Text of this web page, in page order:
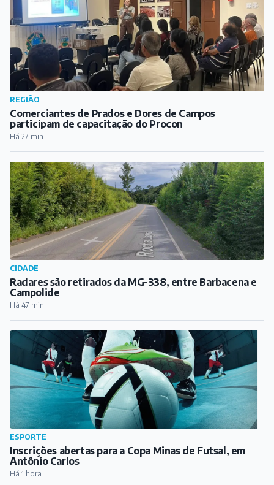
REGIÃO
Comerciantes de Prados e Dores de Campos
participam de capacitação do Procon
Há 27 min
CIDADE
Radares são retirados da MG-338, entre Barbacena e
Campolide
Há 47 min
ESPORTE
Inscrições abertas para a Copa Minas de Futsal, em
Antônio Carlos
Há 1 hora